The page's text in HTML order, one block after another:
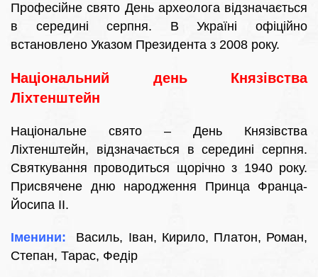
Професійне свято День археолога відзначається
в середині серпня. В Україні офіційно
встановлено Указом Президента з 2008 року.
Національний день Князівства
Ліхтенштейн
Національне свято – День Князівства
Ліхтенштейн, відзначається в середині серпня.
Святкування проводиться щорічно з 1940 року.
Присвячене дню народження Принца Франца-
Йосипа II.
Іменини:
Василь, Іван, Кирило, Платон, Роман,
Степан, Тарас, Федір